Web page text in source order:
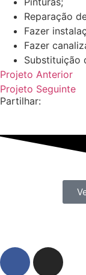
Reparação
Fazer
Fazer
Substituição
Projeto Anterior
Projeto Seguinte
Partilhar: